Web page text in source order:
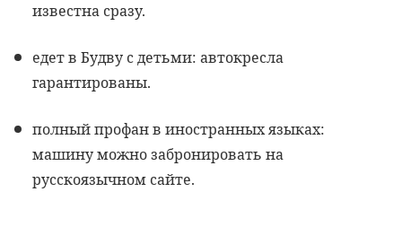
известна сразу.
едет в Будву с детьми: автокресла
гарантированы.
полный профан в иностранных языках:
машину можно забронировать на
русскоязычном сайте.